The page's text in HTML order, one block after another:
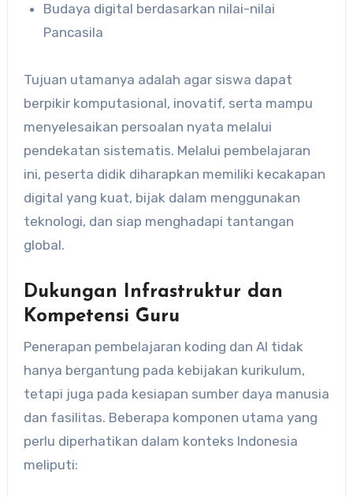
Budaya digital berdasarkan nilai-nilai
Pancasila
Tujuan utamanya adalah agar siswa dapat
berpikir komputasional, inovatif, serta mampu
menyelesaikan persoalan nyata melalui
pendekatan sistematis. Melalui pembelajaran
ini, peserta didik diharapkan memiliki kecakapan
digital yang kuat, bijak dalam menggunakan
teknologi, dan siap menghadapi tantangan
global.
Dukungan Infrastruktur dan
Kompetensi Guru
Penerapan pembelajaran koding dan AI tidak
hanya bergantung pada kebijakan kurikulum,
tetapi juga pada kesiapan sumber daya manusia
dan fasilitas. Beberapa komponen utama yang
perlu diperhatikan dalam konteks Indonesia
meliputi: